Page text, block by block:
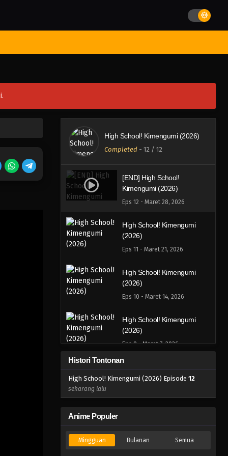
High School! Kimengumi (2026)
Completed - 12 / 12
[END] High School!
Kimengumi (2026)
Eps 12 - Maret 28, 2026
High School! Kimengumi
(2026)
Eps 11 - Maret 21, 2026
High School! Kimengumi
(2026)
Eps 10 - Maret 14, 2026
High School! Kimengumi
(2026)
Eps 9 - Maret 7, 2026
(2026)
(2026)
Eps 7 - Februari 21, 2026
Histori Tontonan
High School! Kimengumi (2026) Episode 12
sekarang lalu
Anime Populer
Mingguan Bulanan Semua